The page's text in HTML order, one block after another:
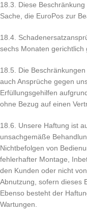
18.3. Diese
Sache, die EuroPos zur
18.4.
sechs Monaten gerichtlich
18.5. Die
auch Ansprüche gegen
Erfüllungsgehilfen
ohne Bezug auf einen
18.6. Unsere Haftung ist
unsachgemäße
Nichtbefolgen von
fehlerhafter Montage,
den Kunden oder nicht
Abnutzung, sofern dieses
Ebenso besteht der
Wartungen.